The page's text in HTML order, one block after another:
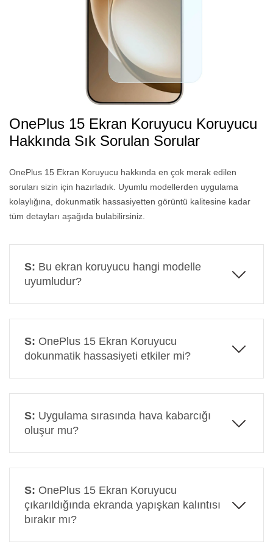
OnePlus 15 Ekran Koruyucu Koruyucu
Hakkında Sık Sorulan Sorular
OnePlus 15 Ekran Koruyucu hakkında en çok merak edilen
soruları sizin için hazırladık. Uyumlu modellerden uygulama
kolaylığına, dokunmatik hassasiyetten görüntü kalitesine kadar
tüm detayları aşağıda bulabilirsiniz.
S: Bu ekran koruyucu hangi modelle
uyumludur?
C:Ürün, yalnızca OnePlus 15 modelinin 6.78 inç
ekranı ile tam uyumludur. Diğer Vivo veya farklı
marka modellerle uyum sağlamaz.
S: OnePlus 15 Ekran Koruyucu
dokunmatik hassasiyeti etkiler mi?
C:Hayır, OnePlus 15 ekran koruyucu ultra ince
nano yapısı sayesinde dokunmatik performansını
etkilemez. Telefonunuzu ilk günkü hassasiyetiyle
kullanabilirsiniz.
S: Uygulama sırasında hava kabarcığı
oluşur mu?
C:Kabarcık önleyici özelliği sayesinde doğru
uygulama yapıldığında ekran üzerinde hava
kabarcığı oluşmaz ve yüzeye tam oturur. Temiz ve
tozsuz bir yüzeyde uygulanması önerilir.
S: OnePlus 15 Ekran Koruyucu
çıkarıldığında ekranda yapışkan kalıntısı
bırakır mı?
C:Hayır, çıkarıldığında ekranda hiçbir yapışkan